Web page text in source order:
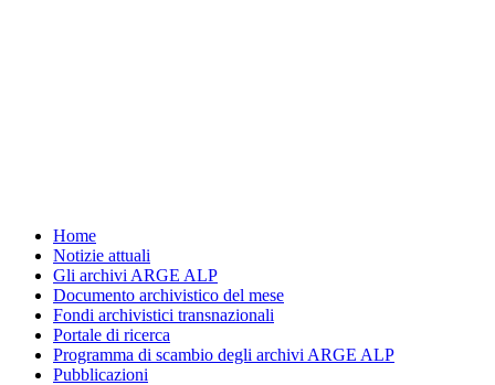
Home
Notizie attuali
Gli archivi ARGE ALP
Documento archivistico del mese
Fondi archivistici transnazionali
Portale di ricerca
Programma di scambio degli archivi ARGE ALP
Pubblicazioni